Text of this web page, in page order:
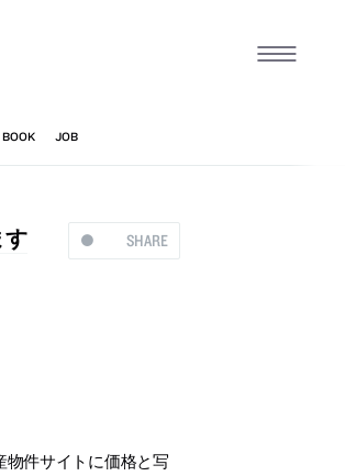
SHARE
件サイトに価格と写